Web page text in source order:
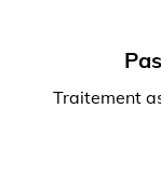
Traitement